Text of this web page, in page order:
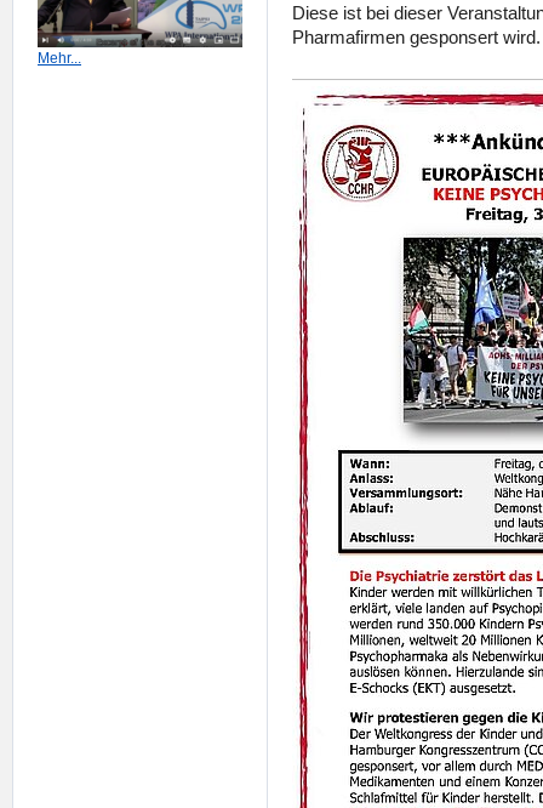
Mehr...
Diese ist bei dieser
Pharmafirmen gesponsert